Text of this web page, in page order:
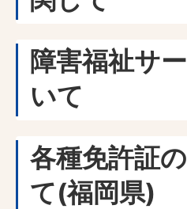
障害福祉サ
いて
各種免許証
て(福岡県)